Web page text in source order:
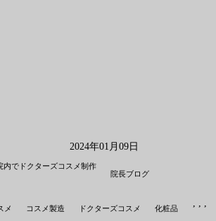
2024年01月09日
内でドクターズコスメ制作
院長ブログ
メ ,
コスメ製造 ,
ドクターズコスメ ,
化粧品